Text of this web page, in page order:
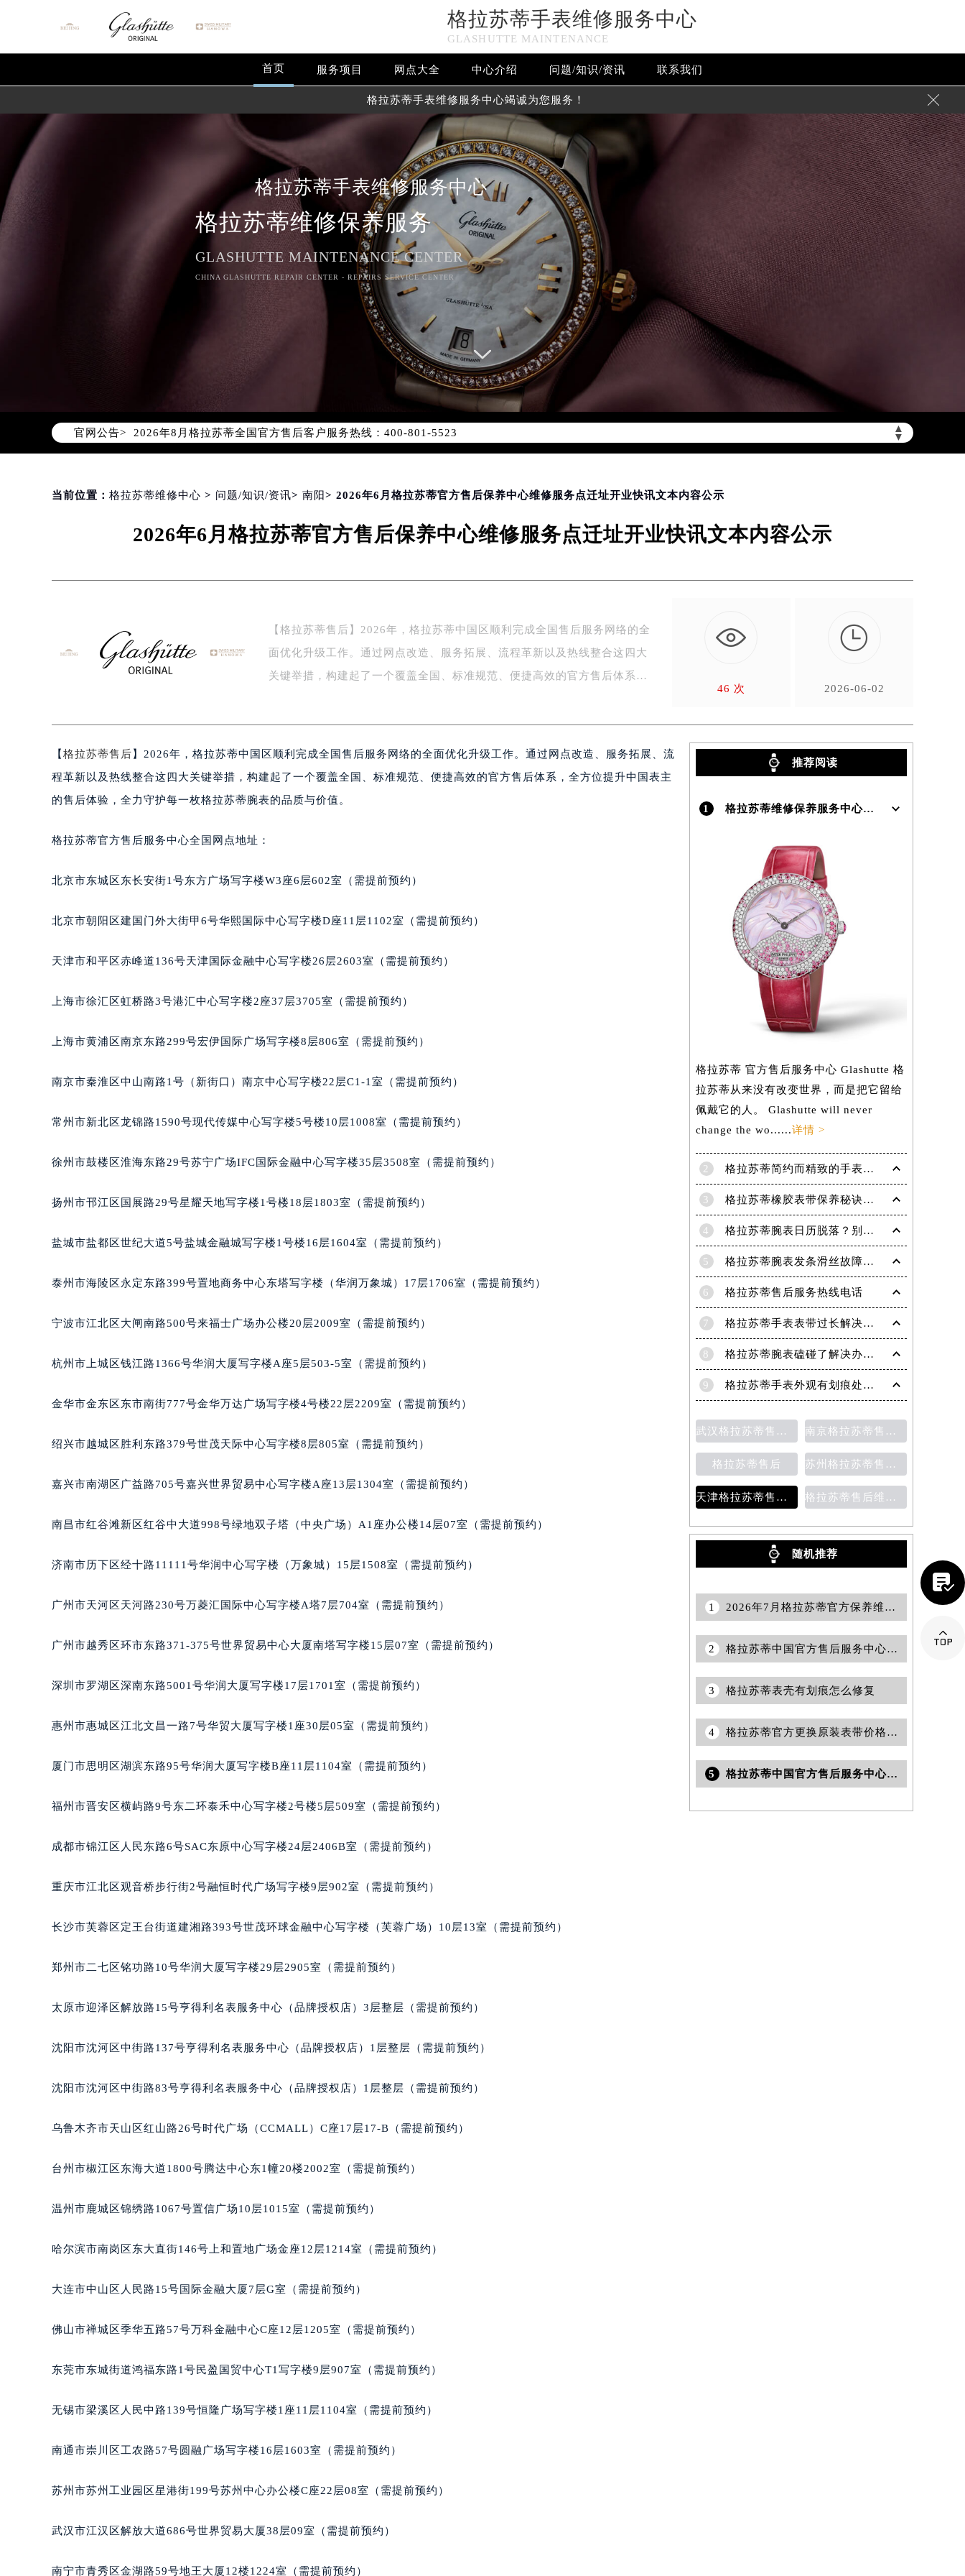
格拉苏蒂手表维修服务中心
GLASHUTTE MAINTENANCE
首页 服务项目 网点大全 中心介绍 问题/知识/资讯 联系我们
格拉苏蒂手表维修服务中心竭诚为您服务！ 
格拉苏蒂手表维修服务中心
格拉苏蒂维修保养服务
GLASHUTTE MAINTENANCE CENTER
CHINA GLASHUTTE REPAIR CENTER - REPAIRS SERVICE CENTER
官网公告> ▲
▼
2026年8月格拉苏蒂中国区售后服务网络优化升级公告
2026年8月格拉苏蒂全国官方售后客户服务热线：400-801-5523
格拉苏蒂官方全国统一服务热线400-801-5523，服务覆盖中国大陆、香港、澳门、台湾全部区域（非大陆需加拨“+86”）
2026年8月格拉苏蒂售后服务中心最新网点地址：
北京市东城区东长安街1号东方广场写字楼W3座6层602室（需提前预约）
上海市徐汇区虹桥路3号港汇中心写字楼2座37层3705室（需提前预约）
扬州市邗江区国展路29号星耀天地写字楼1号楼18层1803室（需提前预约）
盐城市盐都区世纪大道5号盐城金融城写字楼1号楼16层1604室（需提前预约）
泰州市海陵区永定东路399号置地商务中心东塔写字楼（华润万象城）17层1706室（需提前预约）
绍兴市越城区胜利东路379号世茂天际中心写字楼8层805室（需提前预约）
嘉兴市南湖区广益路705号嘉兴世界贸易中心写字楼A座13层1304室（需提前预约）
南昌市红谷滩新区红谷中大道998号绿地双子塔（中央广场）A1座办公楼14层07室（需提前预约）
广州市天河区天河路230号万菱汇国际中心写字楼A塔7层704室（需提前预约）
深圳市罗湖区深南东路5001号华润大厦写字楼17层1701室（需提前预约）
厦门市思明区湖滨东路95号华润大厦写字楼B座11层1104室（需提前预约）
成都市锦江区人民东路6号SAC东原中心写字楼24层2406B室（需提前预约）
长沙市芙蓉区定王台街道建湘路393号世茂环球金融中心写字楼（芙蓉广场）10层13室（需提前预约）
太原市迎泽区解放路15号亨得利名表服务中心（品牌授权店）3层整层（需提前预约）
沈阳市沈河区中街路83号亨得利名表服务中心（品牌授权店）1层整层（需提前预约）
温州市鹿城区锦绣路1067号置信广场10层1015室（需提前预约）
大连市中山区人民路15号国际金融大厦7层G室（需提前预约）
东莞市东城街道鸿福东路1号民盈国贸中心T1写字楼9层907室（需提前预约）
南通市崇川区工农路57号圆融广场写字楼16层1603室（需提前预约）
武汉市江汉区解放大道686号世界贸易大厦38层09室（需提前预约）
合肥市蜀山区潜山路111号万象城华润大厦B座12楼03室（需提前预约）
青岛市南区山东路6号华润大厦B座22层04室（需提前预约）
长春市朝阳区西安大路727号中银大厦A座(旺进大厦)18层09室（需提前预约）
昆明市盘龙区北京路928号同德昆明广场写字楼10层06室（需提前预约）
西安市碑林区南关正街88号华侨城长安国际中心E座6楼10室（需提前预约）
唐山市路南区新华东道100号万达广场写字楼A座10层1002室（需提前预约）
内蒙古自治区呼和浩特市玉泉区大学西街70号华润万象城写字楼（鄂尔多斯大厦）23层2326室（需提前预约）
重庆市解放碑渝中区民权路28号英利国际金融中心写字楼20层01室（需提前预约）
黑龙江省鹤岗市向阳区红军路格拉苏蒂售后服务中心（需提前预约）
黑龙江省鸡西市鸡冠区红军路格拉苏蒂售后服务中心（需提前预约）
黑龙江省牡丹江市东安区太平路格拉苏蒂售后服务中心（需提前预约）
黑龙江省齐齐哈尔市龙沙区龙华路格拉苏蒂售后服务中心（需提前预约）
黑龙江省绥化市北林区新华街与康庄路交叉口格拉苏蒂售后服务中心（需提前预约）
吉林省白城市洮北区明仁南街格拉苏蒂售后服务中心（需提前预约）
吉林省吉林市船营区河南街格拉苏蒂售后服务中心（需提前预约）
吉林省梅河口市新华街道梅河大街格拉苏蒂售后服务中心（需提前预约）
吉林省松原市宁江区五环大街格拉苏蒂售后服务中心（需提前预约）
吉林省延边市延吉市解放路格拉苏蒂售后服务中心（需提前预约）
辽宁省本溪市平山区胜利路格拉苏蒂售后服务中心（需提前预约）
辽宁省丹东市振兴区七经街格拉苏蒂售后服务中心（需提前预约）
辽宁省阜新市海州区解放大街格拉苏蒂售后服务中心（需提前预约）
辽宁省锦州市古塔区中央大街格拉苏蒂售后服务中心（需提前预约）
辽宁省盘锦市兴隆台区石油大街格拉苏蒂售后服务中心（需提前预约）
辽宁省营口市站前区市府路与渤海大街交叉口格拉苏蒂售后服务中心（需提前预约）
辽宁省沈阳市沈河区中街路83号亨得利名表维修授权店1楼格拉苏蒂售后服务中心（需提前预约）
北京市东城区东长安街1号王府井东方广场W3座6层602室格拉苏蒂售后服务中心（需提前预约）
内蒙古自治区阿拉善盟市左旗土尔扈特大街格拉苏蒂售后服务中心（需提前预约）
内蒙古自治区包头市青山区幸福路甲3号王府井百货名表维修格拉苏蒂售后服务中心（需提前预约）
内蒙古自治区鄂尔多斯市东胜区伊金霍洛街格拉苏蒂售后服务中心（需提前预约）
内蒙古自治区通辽市科尔沁区明仁大街格拉苏蒂售后服务中心（需提前预约）
内蒙古自治区乌兰察布市集宁区恩和大街格拉苏蒂售后服务中心（需提前预约）
内蒙古自治区兴安盟市乌兰浩特市兴安大街格拉苏蒂售后服务中心（需提前预约）
当前位置： 格拉苏蒂维修中心 > 问题/知识/资讯> 南阳> 2026年6月格拉苏蒂官方售后保养中心维修服务点迁址开业快讯文本内容公示
2026年6月格拉苏蒂官方售后保养中心维修服务点迁址开业快讯文本内容公示
【格拉苏蒂售后】2026年，格拉苏蒂中国区顺利完成全国售后服务网络的全
面优化升级工作。通过网点改造、服务拓展、流程革新以及热线整合这四大
关键举措，构建起了一个覆盖全国、标准规范、便捷高效的官方售后体系，
46 次

2026-06-02
【 格拉苏蒂售后 】2026年，格拉苏蒂中国区顺利完成全国售后服务网络的全面优化升级工作。通过网点改造、服务拓展、流
程革新以及热线整合这四大关键举措，构建起了一个覆盖全国、标准规范、便捷高效的官方售后体系，全方位提升中国表主
的售后体验，全力守护每一枚格拉苏蒂腕表的品质与价值。
格拉苏蒂官方售后服务中心全国网点地址：
北京市东城区东长安街1号东方广场写字楼W3座6层602室（需提前预约）
北京市朝阳区建国门外大街甲6号华熙国际中心写字楼D座11层1102室（需提前预约）
天津市和平区赤峰道136号天津国际金融中心写字楼26层2603室（需提前预约）
上海市徐汇区虹桥路3号港汇中心写字楼2座37层3705室（需提前预约）
上海市黄浦区南京东路299号宏伊国际广场写字楼8层806室（需提前预约）
南京市秦淮区中山南路1号（新街口）南京中心写字楼22层C1-1室（需提前预约）
常州市新北区龙锦路1590号现代传媒中心写字楼5号楼10层1008室（需提前预约）
徐州市鼓楼区淮海东路29号苏宁广场IFC国际金融中心写字楼35层3508室（需提前预约）
扬州市邗江区国展路29号星耀天地写字楼1号楼18层1803室（需提前预约）
盐城市盐都区世纪大道5号盐城金融城写字楼1号楼16层1604室（需提前预约）
泰州市海陵区永定东路399号置地商务中心东塔写字楼（华润万象城）17层1706室（需提前预约）
宁波市江北区大闸南路500号来福士广场办公楼20层2009室（需提前预约）
杭州市上城区钱江路1366号华润大厦写字楼A座5层503-5室（需提前预约）
金华市金东区东市南街777号金华万达广场写字楼4号楼22层2209室（需提前预约）
绍兴市越城区胜利东路379号世茂天际中心写字楼8层805室（需提前预约）
嘉兴市南湖区广益路705号嘉兴世界贸易中心写字楼A座13层1304室（需提前预约）
南昌市红谷滩新区红谷中大道998号绿地双子塔（中央广场）A1座办公楼14层07室（需提前预约）
济南市历下区经十路11111号华润中心写字楼（万象城）15层1508室（需提前预约）
广州市天河区天河路230号万菱汇国际中心写字楼A塔7层704室（需提前预约）
广州市越秀区环市东路371-375号世界贸易中心大厦南塔写字楼15层07室（需提前预约）
深圳市罗湖区深南东路5001号华润大厦写字楼17层1701室（需提前预约）
惠州市惠城区江北文昌一路7号华贸大厦写字楼1座30层05室（需提前预约）
厦门市思明区湖滨东路95号华润大厦写字楼B座11层1104室（需提前预约）
福州市晋安区横屿路9号东二环泰禾中心写字楼2号楼5层509室（需提前预约）
成都市锦江区人民东路6号SAC东原中心写字楼24层2406B室（需提前预约）
重庆市江北区观音桥步行街2号融恒时代广场写字楼9层902室（需提前预约）
长沙市芙蓉区定王台街道建湘路393号世茂环球金融中心写字楼（芙蓉广场）10层13室（需提前预约）
郑州市二七区铭功路10号华润大厦写字楼29层2905室（需提前预约）
太原市迎泽区解放路15号亨得利名表服务中心（品牌授权店）3层整层（需提前预约）
沈阳市沈河区中街路137号亨得利名表服务中心（品牌授权店）1层整层（需提前预约）
沈阳市沈河区中街路83号亨得利名表服务中心（品牌授权店）1层整层（需提前预约）
乌鲁木齐市天山区红山路26号时代广场（CCMALL）C座17层17-B（需提前预约）
台州市椒江区东海大道1800号腾达中心东1幢20楼2002室（需提前预约）
温州市鹿城区锦绣路1067号置信广场10层1015室（需提前预约）
哈尔滨市南岗区东大直街146号上和置地广场金座12层1214室（需提前预约）
大连市中山区人民路15号国际金融大厦7层G室（需提前预约）
佛山市禅城区季华五路57号万科金融中心C座12层1205室（需提前预约）
东莞市东城街道鸿福东路1号民盈国贸中心T1写字楼9层907室（需提前预约）
无锡市梁溪区人民中路139号恒隆广场写字楼1座11层1104室（需提前预约）
南通市崇川区工农路57号圆融广场写字楼16层1603室（需提前预约）
苏州市苏州工业园区星港街199号苏州中心办公楼C座22层08室（需提前预约）
武汉市江汉区解放大道686号世界贸易大厦38层09室（需提前预约）
南宁市青秀区金湖路59号地王大厦12楼1224室（需提前预约）
推荐阅读
1 格拉苏蒂维修保养服务中心介绍 | Glashutte
格拉苏蒂 官方售后服务中心 Glashutte 格
拉苏蒂从来没有改变世界，而是把它留给
佩戴它的人。 Glashutte will never
change the wo......详情 >
2 格拉苏蒂简约而精致的手表，Lady Serenade Karree腕表
3 格拉苏蒂橡胶表带保养秘诀：守护彩虹色彩，拒绝老化
4 格拉苏蒂腕表日历脱落？别急，这里有解决妙招
5 格拉苏蒂腕表发条滑丝故障？专业修复技巧大揭秘
6 格拉苏蒂售后服务热线电话
7 格拉苏蒂手表表带过长解决方法（轻松调整佩戴舒适度指南）
8 格拉苏蒂腕表磕碰了解决办法汇总（日常保养与修复技巧）
9 格拉苏蒂手表外观有划痕处理方法详解（轻松修复爱表的小技巧）
武汉格拉苏蒂售后维修保养费用 南京格拉苏蒂售后维修保养费用说明
格拉苏蒂售后 苏州格拉苏蒂售后维修保养价目表
天津格拉苏蒂售后维修保养费用价目表 格拉苏蒂售后维修保养价目表
随机推荐
1 2026年7月格拉苏蒂官方保养维修综合站搬迁及新增服务点补充公示原文最终发布
2 格拉苏蒂中国官方售后服务中心｜全新热线和维修门店地址权威信息公告（2026年7月最新）
3 格拉苏蒂表壳有划痕怎么修复
4 格拉苏蒂官方更换原装表带价格查询｜全部网点地址及24小时热线权威信息公告（2026年7月最新）
5 格拉苏蒂中国官方售后服务中心｜全新地址及售后电话权威信息通告（2026年7月更新）

